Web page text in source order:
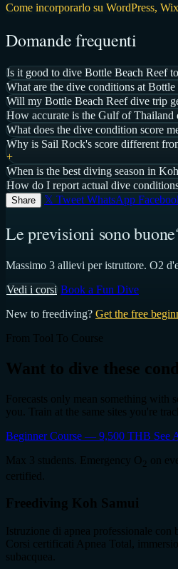
Come incorporarlo su WordPress,
Domande frequenti
Is it good to dive Bottle Beach Reef
What are the dive conditions at
Will my Bottle Beach Reef dive trip
How accurate is the Gulf of Thailand
What does the dive condition score
Why is Sail Rock's score different
+
When is the best diving season in
How do I report actual dive
Share 𝕏 Tweet WhatsApp
Le previsioni sono
Massimo 3 allievi per istruttore. O2
Vedi i corsi Book a Fun Dive
New to freediving? Get the free
From Tool To Course
Want to dive these
Forecasts only mean something with
you. Train at the same sites you're
Beginner Course — 9,500 THB See
Max 3 students. Emergency O
on
certified.
Freediving Koh Samui
Istruzione di apnea professionale con
Corsi certificati Apnea Total,
subacquea.